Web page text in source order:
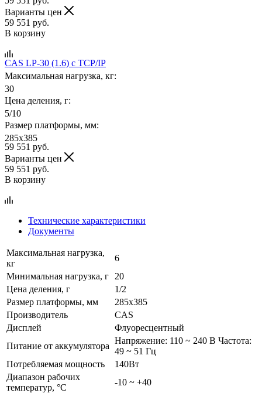
Варианты цен
59 551 руб.
В корзину
CAS LP-30 (1.6) c TCP/IP
Максимальная нагрузка, кг:
30
Цена деления, г:
5/10
Размер платформы, мм:
285x385
59 551 руб.
Варианты цен
59 551 руб.
В корзину
Технические характеристики
Документы
Максимальная нагрузка,
кг
6
Минимальная нагрузка, г
20
Цена деления, г
1/2
Размер платформы, мм
285x385
Производитель
CAS
Дисплей
Флуоресцентный
Питание от аккумулятора
Напряжение: 110 ~ 240 В Частота:
49 ~ 51 Гц
Потребляемая мощность
140Вт
Диапазон рабочих
температур, °С
-10 ~ +40